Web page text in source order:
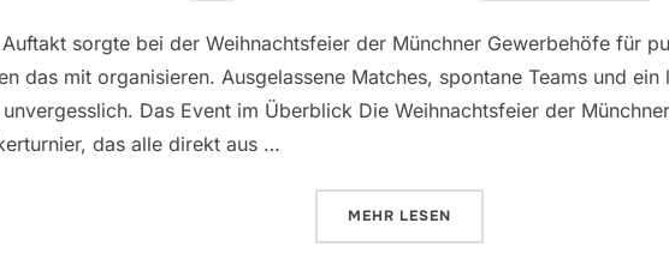
sorgte bei der Weihnachtsfeier der Münchner Gewerbehöfe für
das mit organisieren. Ausgelassene Matches, spontane Teams und
Das Event im Überblick Die Weihnachtsfeier der
das alle direkt aus …
MEHR ÜBER „WEIHNACHTSFEIER DER
LESEN